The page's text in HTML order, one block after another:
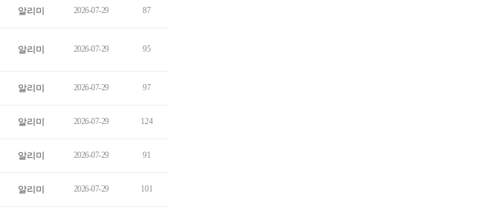
알리미 2026-07-29 87
알리미 2026-07-29 95
알리미 2026-07-29 97
알리미 2026-07-29 124
알리미 2026-07-29 91
알리미 2026-07-29 101